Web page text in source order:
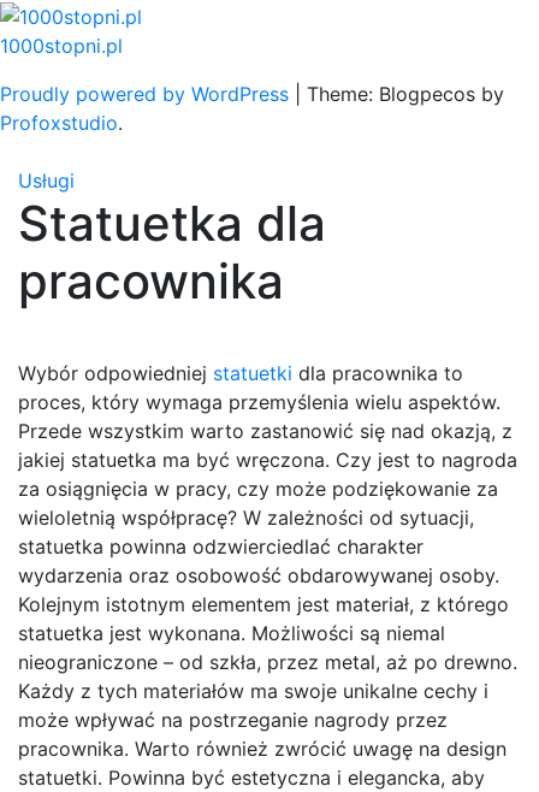
Skip
to
1000stopni.pl
Proudly powered by WordPress
Theme: Blogpecos by
Profoxstudio.
Usługi
Statuetka dla
pracownika
Wybór odpowiedniej statuetki dla pracownika to
proces, który wymaga przemyślenia wielu aspektów.
Przede wszystkim warto zastanowić się nad okazją, z
jakiej statuetka ma być wręczona. Czy jest to nagroda
za osiągnięcia w pracy, czy może podziękowanie za
wieloletnią współpracę? W zależności od sytuacji,
statuetka powinna odzwierciedlać charakter
wydarzenia oraz osobowość obdarowywanej osoby.
Kolejnym istotnym elementem jest materiał, z którego
statuetka jest wykonana. Możliwości są niemal
nieograniczone – od szkła, przez metal, aż po drewno.
Każdy z tych materiałów ma swoje unikalne cechy i
może wpływać na postrzeganie nagrody przez
pracownika. Warto również zwrócić uwagę na design
statuetki. Powinna być estetyczna i elegancka, aby